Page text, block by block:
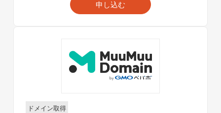
申し込む
ドメイン取得